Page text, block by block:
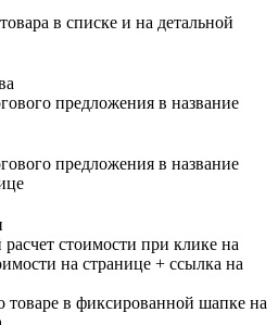
в списке и на детальной
предложения в название
предложения в название
стоимости при клике на
на странице + ссылка на
в фиксированной шапке на